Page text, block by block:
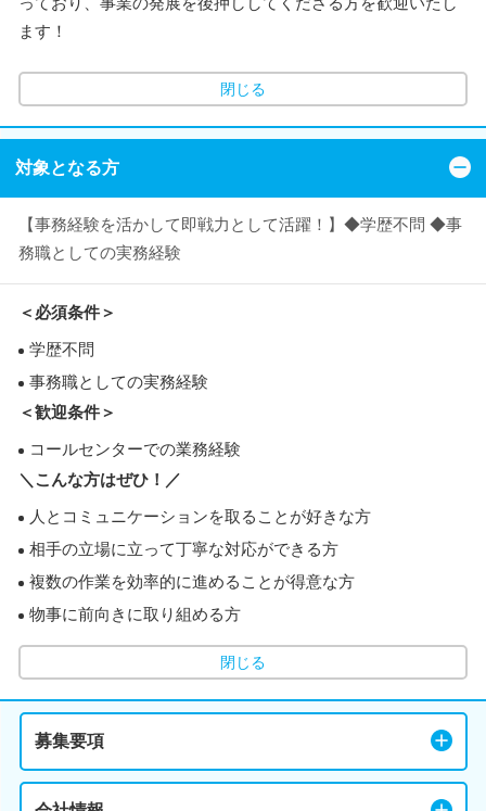
ます！
閉じる
対象となる方
【事務経験を活かして即戦力として活躍！】◆学歴不問 ◆事
務職としての実務経験
＜必須条件＞
学歴不問
事務職としての実務経験
＜歓迎条件＞
コールセンターでの業務経験
＼こんな方はぜひ！／
人とコミュニケーションを取ることが好きな方
相手の立場に立って丁寧な対応ができる方
複数の作業を効率的に進めることが得意な方
物事に前向きに取り組める方
閉じる
募集要項